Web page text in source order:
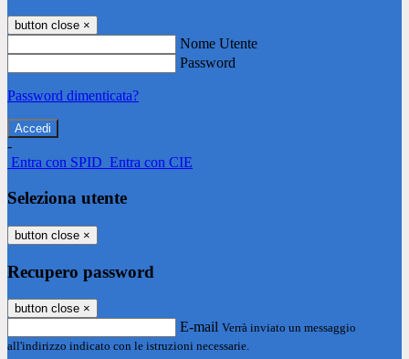
button close ×
Nome Utente
Password
Password dimenticata?
-
Entra con SPID Entra con CIE
Seleziona utente
button close ×
Recupero password
button close ×
E-mail Verrà inviato un messaggio
all'indirizzo indicato con le istruzioni necessarie.